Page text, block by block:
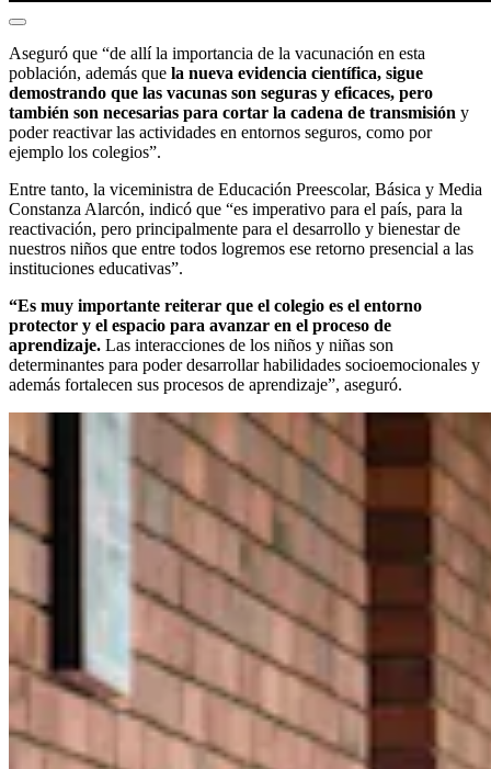
Aseguró que “de allí la importancia de la vacunación en esta
población, además que la nueva evidencia científica, sigue
demostrando que las vacunas son seguras y eficaces, pero
también son necesarias para cortar la cadena de transmisión y
poder reactivar las actividades en entornos seguros, como por
ejemplo los colegios”.
Entre tanto, la viceministra de Educación Preescolar, Básica y Media
Constanza Alarcón, indicó que “es imperativo para el país, para la
reactivación, pero principalmente para el desarrollo y bienestar de
nuestros niños que entre todos logremos ese retorno presencial a las
instituciones educativas”.
“Es muy importante reiterar que el colegio es el entorno
protector y el espacio para avanzar en el proceso de
aprendizaje. Las interacciones de los niños y niñas son
determinantes para poder desarrollar habilidades socioemocionales y
además fortalecen sus procesos de aprendizaje”, aseguró.